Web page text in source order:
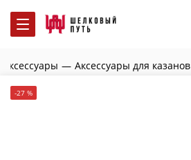
— Аксессуары для казанов
-27 %